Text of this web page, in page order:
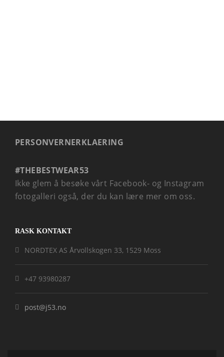
PERSONVERNERKLAERING
#THEBESTWEAR53
Ikke glem å besøke vårt Facebook- og Instagram
fotogalleri også, der du kan lære mer om oss.
RASK KONTAKT
NORDTEX AS Årvollskogen 33, 1529 Moss
+47 93980287
post@j53.no